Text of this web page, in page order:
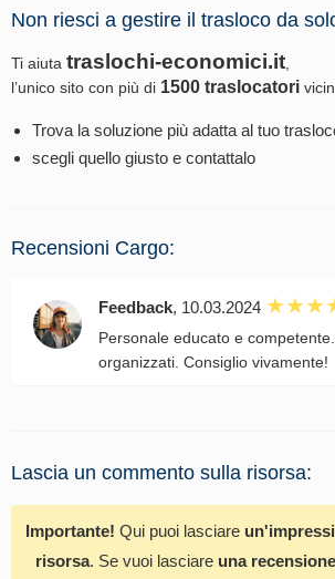
Non riesci a gestire il trasloco da
Ti aiuta traslochi-economici.it
l’unico sito con più di 1500 traslocatori
Trova la soluzione più adatta al tuo
scegli quello giusto e contattalo
Recensioni Cargo:
Feedback, 10.03.2024
Personale educato e
organizzati. Consiglio vivamente!
Lascia un commento sulla risorsa:
Importante! Qui puoi lasciare
risorsa. Se vuoi lasciare una